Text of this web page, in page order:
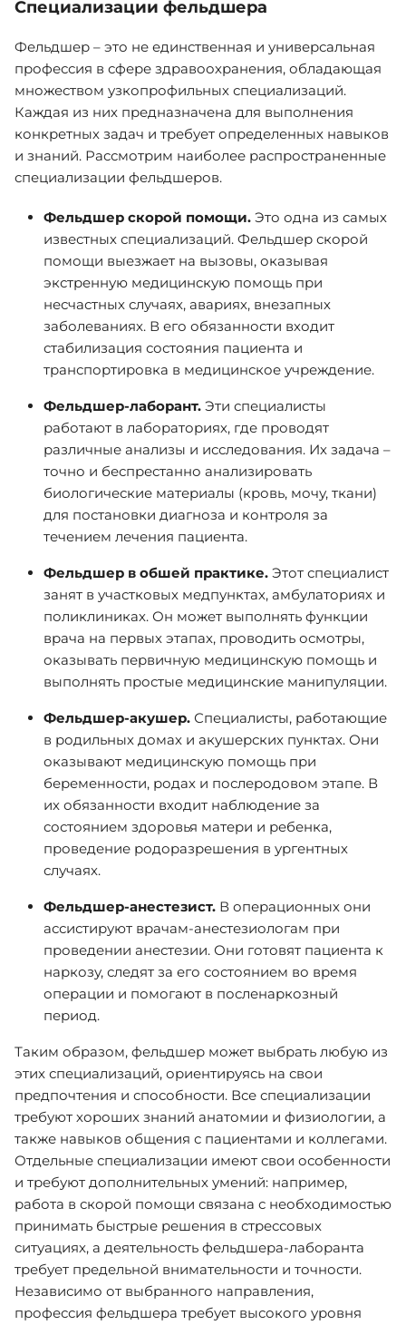
Специализации фельдшера
Фельдшер – это не единственная и универсальная
профессия в сфере здравоохранения, обладающая
множеством узкопрофильных специализаций.
Каждая из них предназначена для выполнения
конкретных задач и требует определенных навыков
и знаний. Рассмотрим наиболее распространенные
специализации фельдшеров.
Фельдшер скорой помощи. Это одна из самых
известных специализаций. Фельдшер скорой
помощи выезжает на вызовы, оказывая
экстренную медицинскую помощь при
несчастных случаях, авариях, внезапных
заболеваниях. В его обязанности входит
стабилизация состояния пациента и
транспортировка в медицинское учреждение.
Фельдшер-лаборант. Эти специалисты
работают в лабораториях, где проводят
различные анализы и исследования. Их задача –
точно и беспрестанно анализировать
биологические материалы (кровь, мочу, ткани)
для постановки диагноза и контроля за
течением лечения пациента.
Фельдшер в обшей практике. Этот специалист
занят в участковых медпунктах, амбулаториях и
поликлиниках. Он может выполнять функции
врача на первых этапах, проводить осмотры,
оказывать первичную медицинскую помощь и
выполнять простые медицинские манипуляции.
Фельдшер-акушер. Специалисты, работающие
в родильных домах и акушерских пунктах. Они
оказывают медицинскую помощь при
беременности, родах и послеродовом этапе. В
их обязанности входит наблюдение за
состоянием здоровья матери и ребенка,
проведение родоразрешения в ургентных
случаях.
Фельдшер-анестезист. В операционных они
ассистируют врачам-анестезиологам при
проведении анестезии. Они готовят пациента к
наркозу, следят за его состоянием во время
операции и помогают в посленаркозный
период.
Таким образом, фельдшер может выбрать любую из
этих специализаций, ориентируясь на свои
предпочтения и способности. Все специализации
требуют хороших знаний анатомии и физиологии, а
также навыков общения с пациентами и коллегами.
Отдельные специализации имеют свои особенности
и требуют дополнительных умений: например,
работа в скорой помощи связана с необходимостью
принимать быстрые решения в стрессовых
ситуациях, а деятельность фельдшера-лаборанта
требует предельной внимательности и точности.
Независимо от выбранного направления,
профессия фельдшера требует высокого уровня